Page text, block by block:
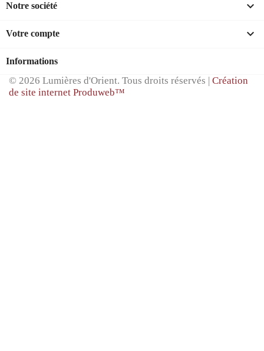
Notre société 
Votre compte 
Informations
© 2026 Lumières d'Orient. Tous droits réservés | Création
de site internet Produweb™